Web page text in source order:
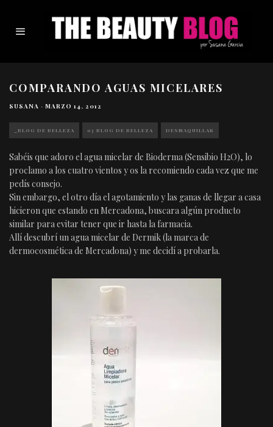
COMPARANDO AGUAS MICELARES
SUSANA · MARZO 14, 2012
_BLOG DE BELLEZA 03 BLOG DE BELLEZA DESMAQUILLAR
Sabéis que adoro el agua micelar de Bioderma (Sensibio H2O), lo
proclamo a los cuatro vientos y os la recomiendo cada vez que me
pedís consejo.
Sin embargo, el otro día el agotamiento y las ganas de llegar a casa
hicieron que estando en Mercadona, buscara algún producto
similar para evitar tener que ir hasta la farmacia.
Allí descubrí un agua micelar de Dermik (la marca de
dermocosmética de Mercadona) y me decidí a probarla.